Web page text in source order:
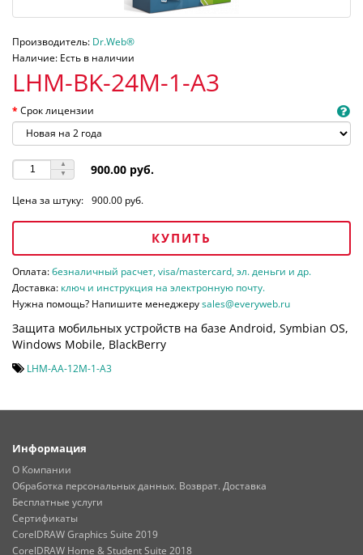
Производитель: Dr.Web®
Наличие: Есть в наличии
LHM-BK-24M-1-A3
Срок лицензии
900.00 руб.
Цена за штуку: 900.00 руб.
КУПИТЬ
Оплата:безналичный расчет, visa/mastercard, эл. деньги и др.
Доставка: ключ и инструкция на электронную почту.
Нужна помощь? Напишите менеджеруsales@everyweb.ru
Защита мобильных устройств на базе Android, Symbian OS,
Windows Mobile, BlackBerry
LHM-AA-12M-1-A3
Информация
О Компании
Обработка персональных данных. Возврат. Доставка
Бесплатные услуги
Сертификаты
CorelDRAW Graphics Suite 2019
CorelDRAW Home & Student Suite 2018